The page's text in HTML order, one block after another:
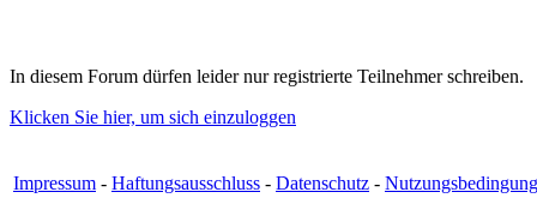
In diesem Forum dürfen leider nur registrierte Teilnehmer schreiben.
Klicken Sie hier, um sich einzuloggen
Impressum - Haftungsausschluss - Datenschutz -